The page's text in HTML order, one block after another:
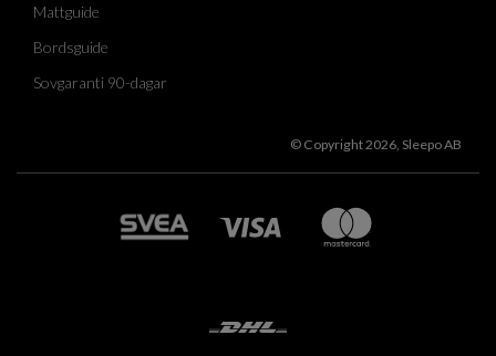
Mattguide
Bordsguide
Sovgaranti 90-dagar
© Copyright 2026, Sleepo AB